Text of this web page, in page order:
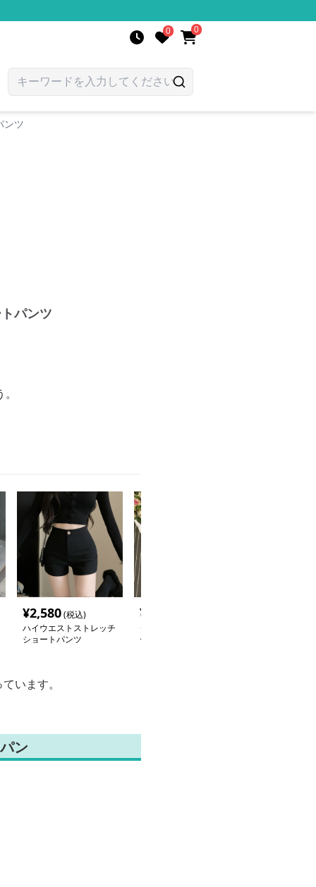
0 0
ンツ
パンツ
¥2,580(税込)
ハイウエストストレッチ
ショートパンツ
¥
ダメージ加工デニムショ
ートパンツ
います。
ン